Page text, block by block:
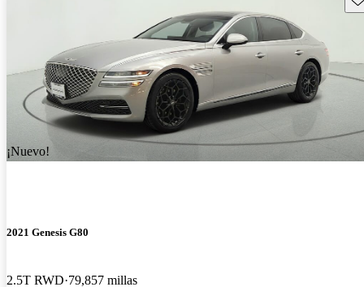
¡Nuevo!
2021 Genesis G80
2.5T RWD 79,857 millas